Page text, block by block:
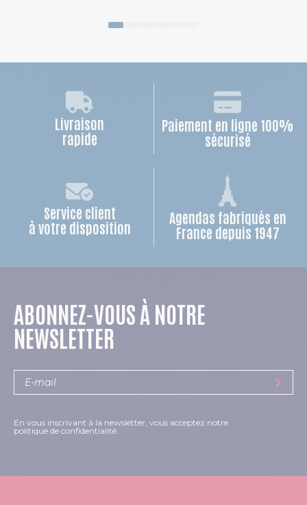
Livraison
rapide
Paiement en ligne 100%
sécurisé
Service client
à votre disposition
Agendas fabriqués en
France depuis 1947
ABONNEZ-VOUS À NOTRE
NEWSLETTER
En vous inscrivant à la newsletter, vous acceptez notre
politique de confidentialité.